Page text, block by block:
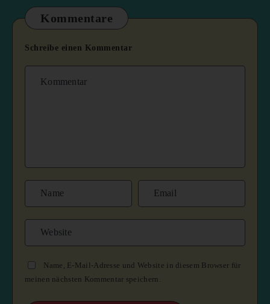
Kommentare
Schreibe einen Kommentar
Name, E-Mail-Adresse und Website in diesem Browser für
meinen nächsten Kommentar speichern.